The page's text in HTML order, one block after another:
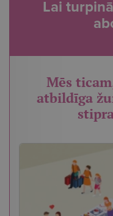
Lai
Mēs
atbildīga